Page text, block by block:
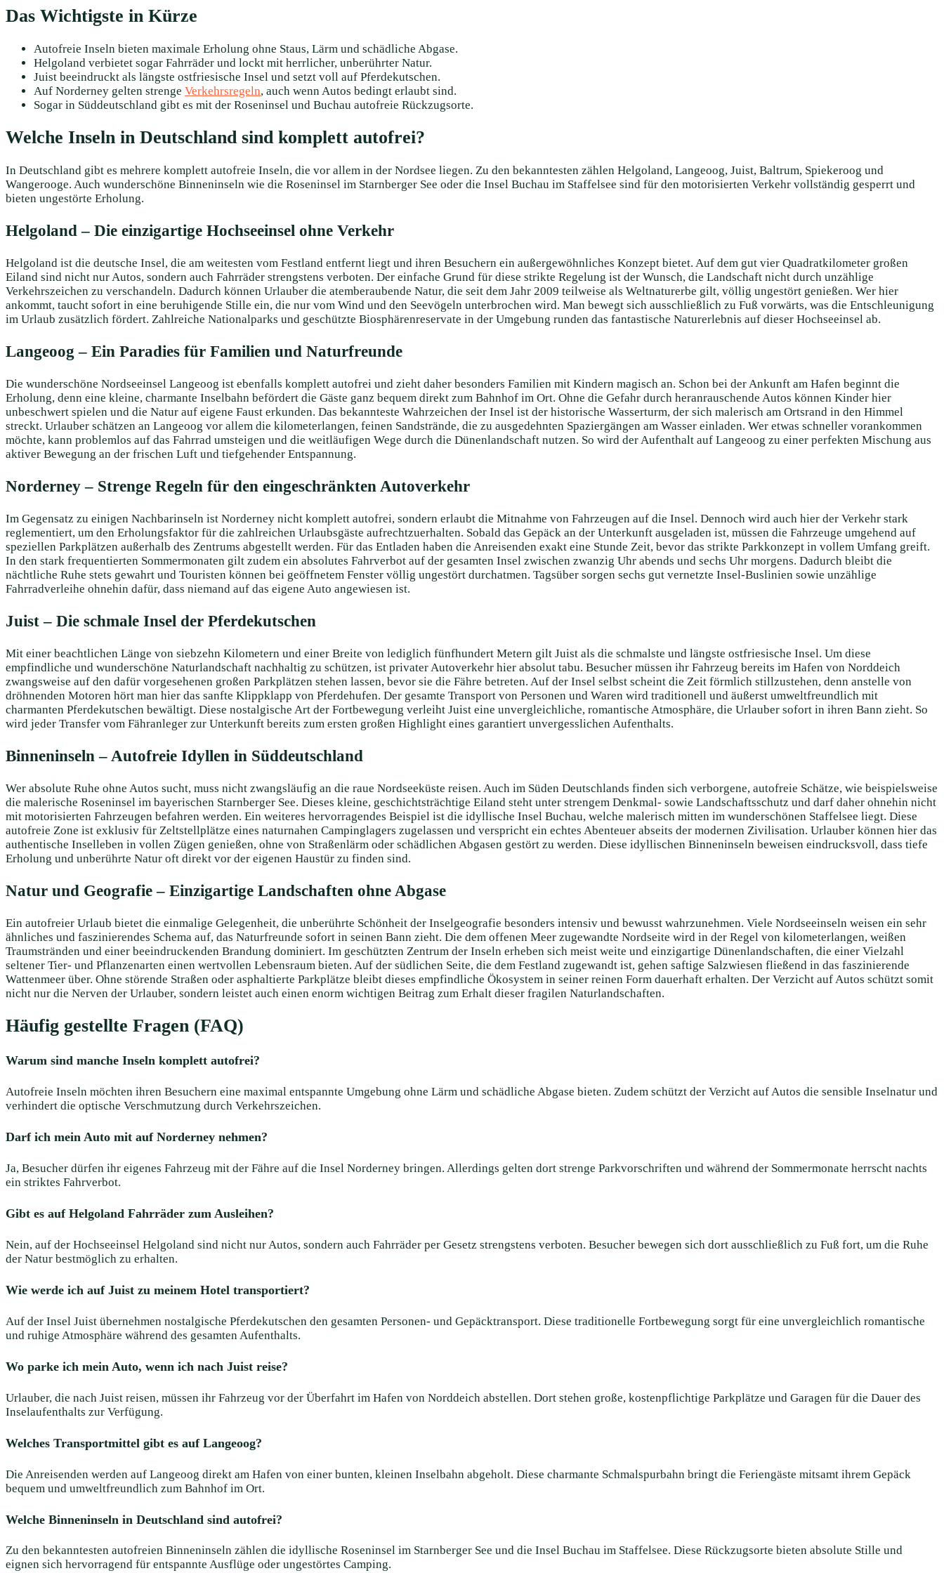
Das Wichtigste in Kürze
Autofreie Inseln bieten maximale Erholung ohne Staus, Lärm und schädliche Abgase.
Helgoland verbietet sogar Fahrräder und lockt mit herrlicher, unberührter Natur.
Juist beeindruckt als längste ostfriesische Insel und setzt voll auf Pferdekutschen.
Auf Norderney gelten strenge Verkehrsregeln, auch wenn Autos bedingt erlaubt sind.
Sogar in Süddeutschland gibt es mit der Roseninsel und Buchau autofreie Rückzugsorte.
Welche Inseln in Deutschland sind komplett autofrei?
In Deutschland gibt es mehrere komplett autofreie Inseln, die vor allem in der Nordsee liegen. Zu den bekanntesten zählen Helgoland, Langeoog, Juist, Baltrum, Spiekeroog und
Wangerooge. Auch wunderschöne Binneninseln wie die Roseninsel im Starnberger See oder die Insel Buchau im Staffelsee sind für den motorisierten Verkehr vollständig gesperrt und
bieten ungestörte Erholung.
Helgoland – Die einzigartige Hochseeinsel ohne Verkehr
Helgoland ist die deutsche Insel, die am weitesten vom Festland entfernt liegt und ihren Besuchern ein außergewöhnliches Konzept bietet. Auf dem gut vier Quadratkilometer großen
Eiland sind nicht nur Autos, sondern auch Fahrräder strengstens verboten. Der einfache Grund für diese strikte Regelung ist der Wunsch, die Landschaft nicht durch unzählige
Verkehrszeichen zu verschandeln. Dadurch können Urlauber die atemberaubende Natur, die seit dem Jahr 2009 teilweise als Weltnaturerbe gilt, völlig ungestört genießen. Wer hier
ankommt, taucht sofort in eine beruhigende Stille ein, die nur vom Wind und den Seevögeln unterbrochen wird. Man bewegt sich ausschließlich zu Fuß vorwärts, was die Entschleunigung
im Urlaub zusätzlich fördert. Zahlreiche Nationalparks und geschützte Biosphärenreservate in der Umgebung runden das fantastische Naturerlebnis auf dieser Hochseeinsel ab.
Langeoog – Ein Paradies für Familien und Naturfreunde
Die wunderschöne Nordseeinsel Langeoog ist ebenfalls komplett autofrei und zieht daher besonders Familien mit Kindern magisch an. Schon bei der Ankunft am Hafen beginnt die
Erholung, denn eine kleine, charmante Inselbahn befördert die Gäste ganz bequem direkt zum Bahnhof im Ort. Ohne die Gefahr durch heranrauschende Autos können Kinder hier
unbeschwert spielen und die Natur auf eigene Faust erkunden. Das bekannteste Wahrzeichen der Insel ist der historische Wasserturm, der sich malerisch am Ortsrand in den Himmel
streckt. Urlauber schätzen an Langeoog vor allem die kilometerlangen, feinen Sandstrände, die zu ausgedehnten Spaziergängen am Wasser einladen. Wer etwas schneller vorankommen
möchte, kann problemlos auf das Fahrrad umsteigen und die weitläufigen Wege durch die Dünenlandschaft nutzen. So wird der Aufenthalt auf Langeoog zu einer perfekten Mischung aus
aktiver Bewegung an der frischen Luft und tiefgehender Entspannung.
Norderney – Strenge Regeln für den eingeschränkten Autoverkehr
Im Gegensatz zu einigen Nachbarinseln ist Norderney nicht komplett autofrei, sondern erlaubt die Mitnahme von Fahrzeugen auf die Insel. Dennoch wird auch hier der Verkehr stark
reglementiert, um den Erholungsfaktor für die zahlreichen Urlaubsgäste aufrechtzuerhalten. Sobald das Gepäck an der Unterkunft ausgeladen ist, müssen die Fahrzeuge umgehend auf
speziellen Parkplätzen außerhalb des Zentrums abgestellt werden. Für das Entladen haben die Anreisenden exakt eine Stunde Zeit, bevor das strikte Parkkonzept in vollem Umfang greift.
In den stark frequentierten Sommermonaten gilt zudem ein absolutes Fahrverbot auf der gesamten Insel zwischen zwanzig Uhr abends und sechs Uhr morgens. Dadurch bleibt die
nächtliche Ruhe stets gewahrt und Touristen können bei geöffnetem Fenster völlig ungestört durchatmen. Tagsüber sorgen sechs gut vernetzte Insel-Buslinien sowie unzählige
Fahrradverleihe ohnehin dafür, dass niemand auf das eigene Auto angewiesen ist.
Juist – Die schmale Insel der Pferdekutschen
Mit einer beachtlichen Länge von siebzehn Kilometern und einer Breite von lediglich fünfhundert Metern gilt Juist als die schmalste und längste ostfriesische Insel. Um diese
empfindliche und wunderschöne Naturlandschaft nachhaltig zu schützen, ist privater Autoverkehr hier absolut tabu. Besucher müssen ihr Fahrzeug bereits im Hafen von Norddeich
zwangsweise auf den dafür vorgesehenen großen Parkplätzen stehen lassen, bevor sie die Fähre betreten. Auf der Insel selbst scheint die Zeit förmlich stillzustehen, denn anstelle von
dröhnenden Motoren hört man hier das sanfte Klippklapp von Pferdehufen. Der gesamte Transport von Personen und Waren wird traditionell und äußerst umweltfreundlich mit
charmanten Pferdekutschen bewältigt. Diese nostalgische Art der Fortbewegung verleiht Juist eine unvergleichliche, romantische Atmosphäre, die Urlauber sofort in ihren Bann zieht. So
wird jeder Transfer vom Fähranleger zur Unterkunft bereits zum ersten großen Highlight eines garantiert unvergesslichen Aufenthalts.
Binneninseln – Autofreie Idyllen in Süddeutschland
Wer absolute Ruhe ohne Autos sucht, muss nicht zwangsläufig an die raue Nordseeküste reisen. Auch im Süden Deutschlands finden sich verborgene, autofreie Schätze, wie beispielsweise
die malerische Roseninsel im bayerischen Starnberger See. Dieses kleine, geschichtsträchtige Eiland steht unter strengem Denkmal- sowie Landschaftsschutz und darf daher ohnehin nicht
mit motorisierten Fahrzeugen befahren werden. Ein weiteres hervorragendes Beispiel ist die idyllische Insel Buchau, welche malerisch mitten im wunderschönen Staffelsee liegt. Diese
autofreie Zone ist exklusiv für Zeltstellplätze eines naturnahen Campinglagers zugelassen und verspricht ein echtes Abenteuer abseits der modernen Zivilisation. Urlauber können hier das
authentische Inselleben in vollen Zügen genießen, ohne von Straßenlärm oder schädlichen Abgasen gestört zu werden. Diese idyllischen Binneninseln beweisen eindrucksvoll, dass tiefe
Erholung und unberührte Natur oft direkt vor der eigenen Haustür zu finden sind.
Natur und Geografie – Einzigartige Landschaften ohne Abgase
Ein autofreier Urlaub bietet die einmalige Gelegenheit, die unberührte Schönheit der Inselgeografie besonders intensiv und bewusst wahrzunehmen. Viele Nordseeinseln weisen ein sehr
ähnliches und faszinierendes Schema auf, das Naturfreunde sofort in seinen Bann zieht. Die dem offenen Meer zugewandte Nordseite wird in der Regel von kilometerlangen, weißen
Traumstränden und einer beeindruckenden Brandung dominiert. Im geschützten Zentrum der Inseln erheben sich meist weite und einzigartige Dünenlandschaften, die einer Vielzahl
seltener Tier- und Pflanzenarten einen wertvollen Lebensraum bieten. Auf der südlichen Seite, die dem Festland zugewandt ist, gehen saftige Salzwiesen fließend in das faszinierende
Wattenmeer über. Ohne störende Straßen oder asphaltierte Parkplätze bleibt dieses empfindliche Ökosystem in seiner reinen Form dauerhaft erhalten. Der Verzicht auf Autos schützt somit
nicht nur die Nerven der Urlauber, sondern leistet auch einen enorm wichtigen Beitrag zum Erhalt dieser fragilen Naturlandschaften.
Häufig gestellte Fragen (FAQ)
Warum sind manche Inseln komplett autofrei?
Autofreie Inseln möchten ihren Besuchern eine maximal entspannte Umgebung ohne Lärm und schädliche Abgase bieten. Zudem schützt der Verzicht auf Autos die sensible Inselnatur und
verhindert die optische Verschmutzung durch Verkehrszeichen.
Darf ich mein Auto mit auf Norderney nehmen?
Ja, Besucher dürfen ihr eigenes Fahrzeug mit der Fähre auf die Insel Norderney bringen. Allerdings gelten dort strenge Parkvorschriften und während der Sommermonate herrscht nachts
ein striktes Fahrverbot.
Gibt es auf Helgoland Fahrräder zum Ausleihen?
Nein, auf der Hochseeinsel Helgoland sind nicht nur Autos, sondern auch Fahrräder per Gesetz strengstens verboten. Besucher bewegen sich dort ausschließlich zu Fuß fort, um die Ruhe
der Natur bestmöglich zu erhalten.
Wie werde ich auf Juist zu meinem Hotel transportiert?
Auf der Insel Juist übernehmen nostalgische Pferdekutschen den gesamten Personen- und Gepäcktransport. Diese traditionelle Fortbewegung sorgt für eine unvergleichlich romantische
und ruhige Atmosphäre während des gesamten Aufenthalts.
Wo parke ich mein Auto, wenn ich nach Juist reise?
Urlauber, die nach Juist reisen, müssen ihr Fahrzeug vor der Überfahrt im Hafen von Norddeich abstellen. Dort stehen große, kostenpflichtige Parkplätze und Garagen für die Dauer des
Inselaufenthalts zur Verfügung.
Welches Transportmittel gibt es auf Langeoog?
Die Anreisenden werden auf Langeoog direkt am Hafen von einer bunten, kleinen Inselbahn abgeholt. Diese charmante Schmalspurbahn bringt die Feriengäste mitsamt ihrem Gepäck
bequem und umweltfreundlich zum Bahnhof im Ort.
Welche Binneninseln in Deutschland sind autofrei?
Zu den bekanntesten autofreien Binneninseln zählen die idyllische Roseninsel im Starnberger See und die Insel Buchau im Staffelsee. Diese Rückzugsorte bieten absolute Stille und
eignen sich hervorragend für entspannte Ausflüge oder ungestörtes Camping.